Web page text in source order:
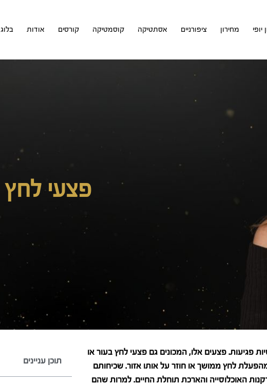
יופי מחירון ציפורניים אסתטיקה קוסמטיקה קורסים אודות בלוג
פצעי לחץ
פגיעות. פצעים אלו, המכונים גם פצעי לחץ בעור או
לחץ ממושך או חוזר על אותו אזור. שכיחותם
האוכלוסייה והארכת תוחלת החיים. למרות שהם
תוכן עניינים